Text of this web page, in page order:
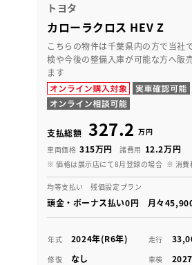
トヨタ
カローラクロス HEV Z
こちらの物件は千葉県内の方で当社
検や今後の整備入庫が可能な方へ販
ます
支払総額 327.2 万円
車両価格 315万円 諸費用 12.2万円
※ 価格は展示店にて8月登録の場合 ※ 消費
均等支払い 残価設定プラン
頭金・ボーナス払い0円 月々
年式 2024年(R6年) 走行
修復 なし 車検